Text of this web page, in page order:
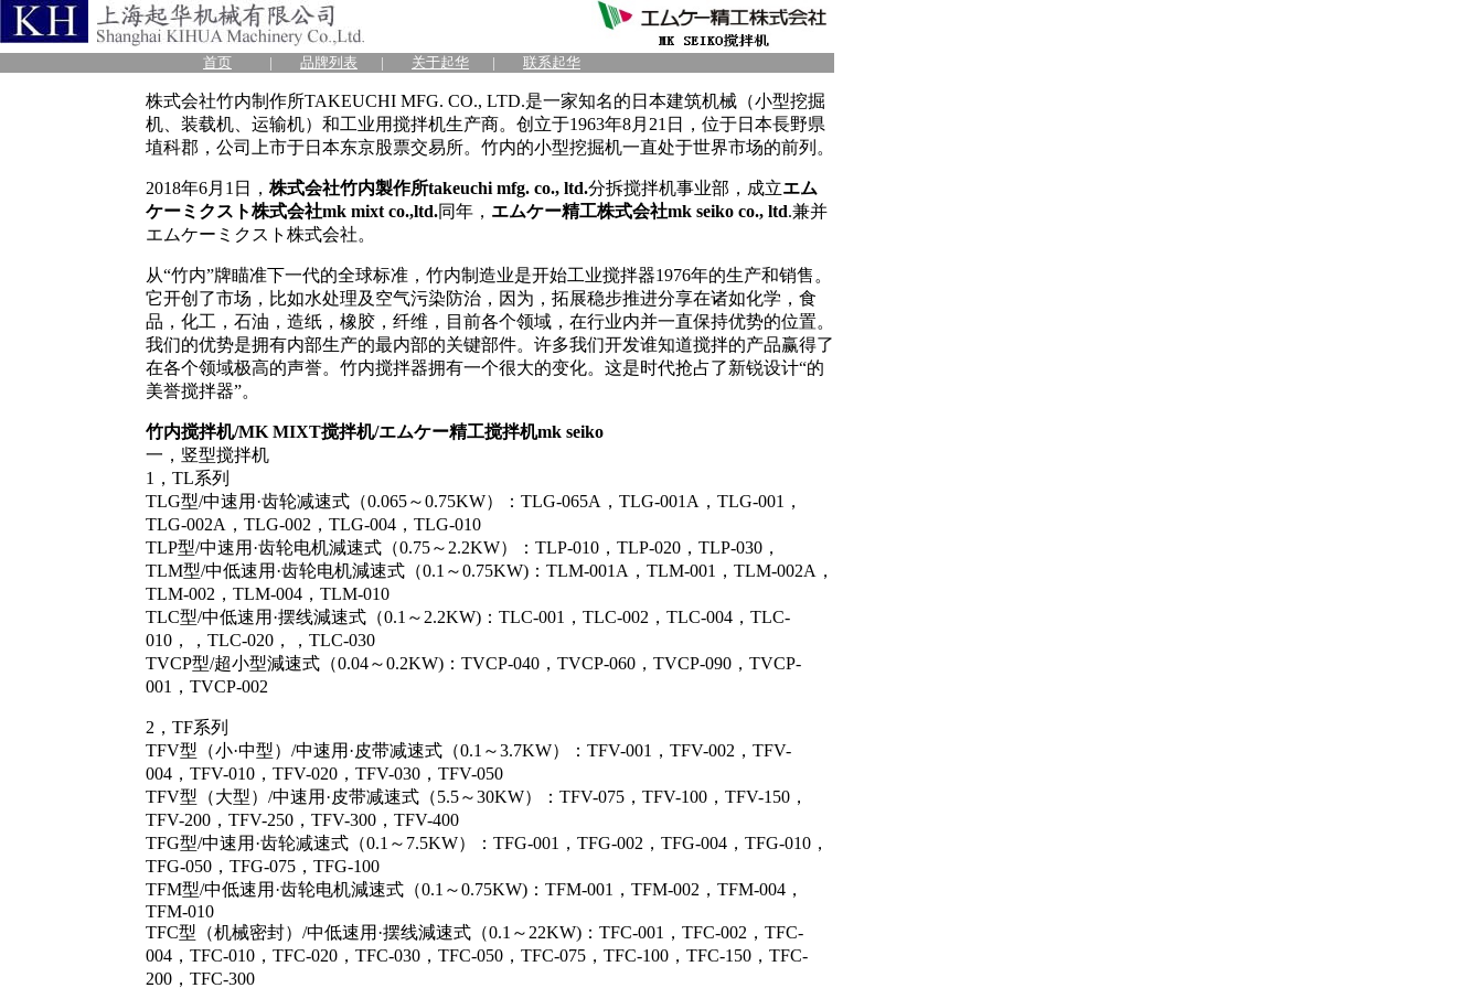
首页 | 品牌列表 | 关于起华 | 联系起华
株式会社竹内制作所TAKEUCHI MFG. CO., LTD.是一家知名的日本建筑机械（小型挖掘
机、装载机、运输机）和工业用搅拌机生产商。创立于1963年8月21日，位于日本長野県
埴科郡，公司上市于日本东京股票交易所。竹内的小型挖掘机一直处于世界市场的前列。
2018年6月1日， 株式会社竹内製作所takeuchi mfg. co., ltd.分拆搅拌机事业部，成立エム
ケーミクスト株式会社mk mixt co.,ltd.同年， エムケー精工株式会社mk seiko co., ltd.兼并
エムケーミクスト株式会社。
从“竹内”牌瞄准下一代的全球标准，竹内制造业是开始工业搅拌器1976年的生产和销售。
它开创了市场，比如水处理及空气污染防治，因为，拓展稳步推进分享在诸如化学，食
品，化工，石油，造纸，橡胶，纤维，目前各个领域，在行业内并一直保持优势的位置。
我们的优势是拥有内部生产的最内部的关键部件。许多我们开发谁知道搅拌的产品赢得了
在各个领域极高的声誉。竹内搅拌器拥有一个很大的变化。这是时代抢占了新锐设计“的
美誉搅拌器”。
竹内搅拌机/MK MIXT搅拌机/エムケー精工搅拌机mk seiko
一，竖型搅拌机
1，TL系列
TLG型/中速用·齿轮减速式（0.065～0.75KW）：TLG-065A，TLG-001A，TLG-001，
TLG-002A，TLG-002，TLG-004，TLG-010
TLP型/中速用·齿轮电机減速式（0.75～2.2KW）：TLP-010，TLP-020，TLP-030，
TLM型/中低速用·齿轮电机減速式（0.1～0.75KW)：TLM-001A，TLM-001，TLM-002A，
TLM-002，TLM-004，TLM-010
TLC型/中低速用·摆线減速式（0.1～2.2KW)：TLC-001，TLC-002，TLC-004，TLC-
010，，TLC-020，，TLC-030
TVCP型/超小型減速式（0.04～0.2KW)：TVCP-040，TVCP-060，TVCP-090，TVCP-
001，TVCP-002
2，TF系列
TFV型（小·中型）/中速用·皮带减速式（0.1～3.7KW）：TFV-001，TFV-002，TFV-
004，TFV-010，TFV-020，TFV-030，TFV-050
TFV型（大型）/中速用·皮带减速式（5.5～30KW）：TFV-075，TFV-100，TFV-150，
TFV-200，TFV-250，TFV-300，TFV-400
TFG型/中速用·齿轮减速式（0.1～7.5KW）：TFG-001，TFG-002，TFG-004，TFG-010，
TFG-050，TFG-075，TFG-100
TFM型/中低速用·齿轮电机減速式（0.1～0.75KW)：TFM-001，TFM-002，TFM-004，
TFM-010
TFC型（机械密封）/中低速用·摆线減速式（0.1～22KW)：TFC-001，TFC-002，TFC-
004，TFC-010，TFC-020，TFC-030，TFC-050，TFC-075，TFC-100，TFC-150，TFC-
200，TFC-300